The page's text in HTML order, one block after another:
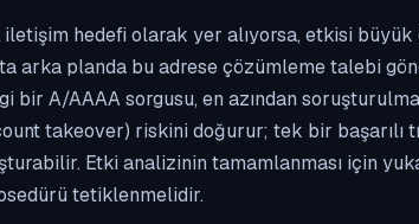
hedefi olarak yer alıyorsa, etkisi büyük
arka planda bu adrese çözümleme talebi
A/AAAA sorgusu, en azından
takeover) riskini doğurur; tek bir
Etki analizinin tamamlanması için
tetiklenmelidir.